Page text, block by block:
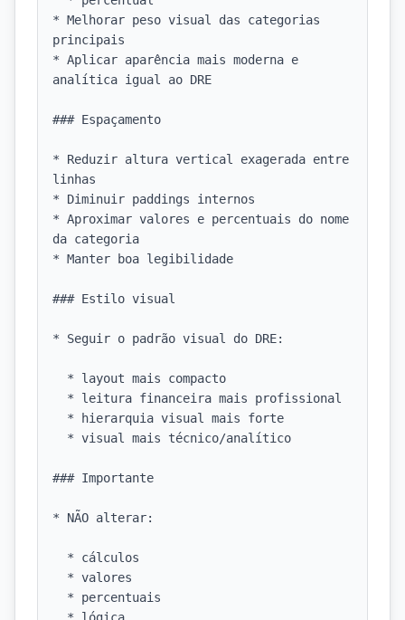
* Melhorar peso visual das categorias
principais
* Aplicar aparência mais moderna e
analítica igual ao DRE
### Espaçamento
* Reduzir altura vertical exagerada entre
linhas
* Diminuir paddings internos
* Aproximar valores e percentuais do nome
da categoria
* Manter boa legibilidade
### Estilo visual
* Seguir o padrão visual do DRE:
### Importante
* NÃO alterar: